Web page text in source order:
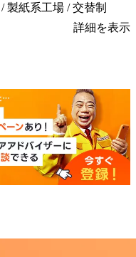
製紙系工場 / 交替制
詳細を表示